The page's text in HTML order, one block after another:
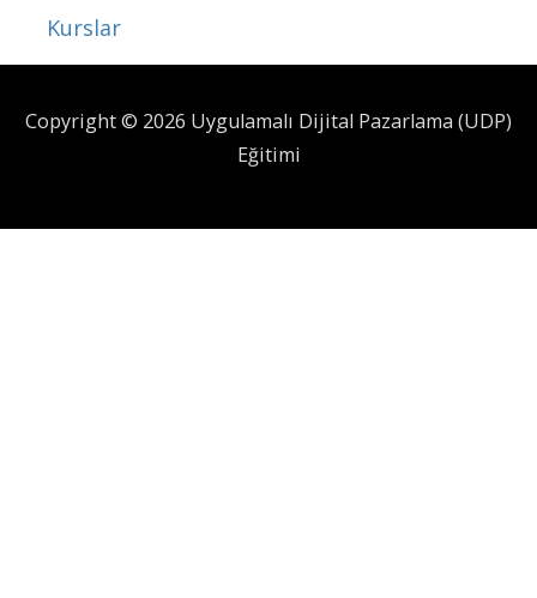
Kurslar
Copyright © 2026 Uygulamalı Dijital Pazarlama (UDP)
Eğitimi